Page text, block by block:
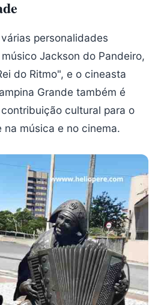
personalidades
Jackson do Pandeiro,
do Ritmo", e o cineasta
Grande também é
cultural para o
na música e no cinema.